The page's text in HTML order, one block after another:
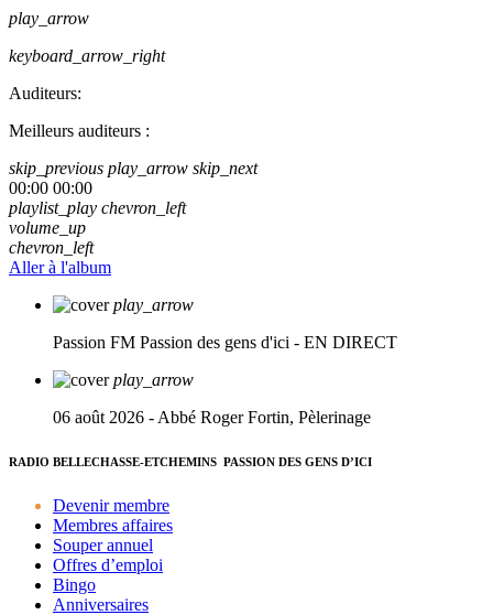
play_arrow
keyboard_arrow_right
Auditeurs:
Meilleurs auditeurs :
skip_previous play_arrow skip_next
00:00 00:00
playlist_play chevron_left
volume_up
chevron_left
Aller à l'album
play_arrow
Passion FM Passion des gens d'ici - EN DIRECT
play_arrow
06 août 2026 - Abbé Roger Fortin, Pèlerinage
RADIO BELLECHASSE-ETCHEMINS PASSION DES GENS D’ICI
Devenir membre
Membres affaires
Souper annuel
Offres d’emploi
Bingo
Anniversaires